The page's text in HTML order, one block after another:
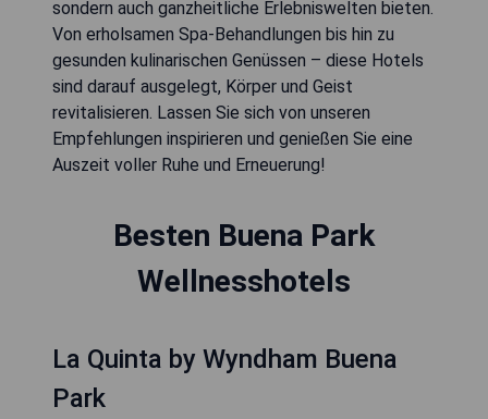
sondern auch ganzheitliche Erlebniswelten bieten.
Von erholsamen Spa-Behandlungen bis hin zu
gesunden kulinarischen Genüssen – diese Hotels
sind darauf ausgelegt, Körper und Geist
revitalisieren. Lassen Sie sich von unseren
Empfehlungen inspirieren und genießen Sie eine
Auszeit voller Ruhe und Erneuerung!
Besten Buena Park
Wellnesshotels
La Quinta by Wyndham Buena
Park